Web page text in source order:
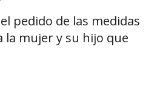
pedido de las medidas
la mujer y su hijo que